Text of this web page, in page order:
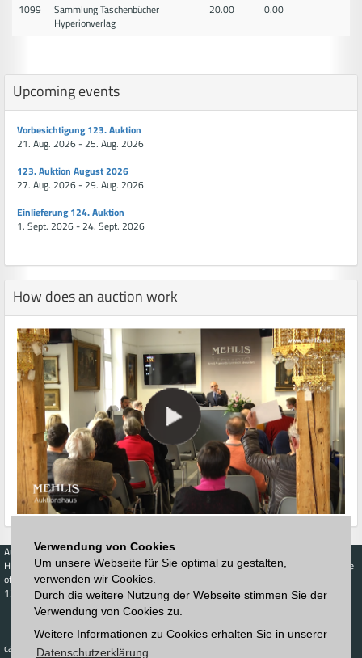
Verwendung von Cookies
Um unsere Webseite für Sie optimal zu gestalten,
verwenden wir Cookies.
Durch die weitere Nutzung der Webseite stimmen Sie der
Verwendung von Cookies zu.
Weitere Informationen zu Cookies erhalten Sie in unserer
Datenschutzerklärung
1099
Sammlung Taschenbücher
Hyperionverlag
20.00 0.00
Upcoming events
Vorbesichtigung 123. Auktion
21. Aug. 2026 - 25. Aug. 2026
123. Auktion August 2026
27. Aug. 2026 - 29. Aug. 2026
Einlieferung 124. Auktion
1. Sept. 2026 - 24. Sept. 2026
How does an auction work
Auctions
Highest acceptance
of bids
123. Auktion
Schedule
Catalog
Interactive
catalog
Buy
Live-Auction
Calendar
Highest acceptance
Auction house
Sign up
Newsletter